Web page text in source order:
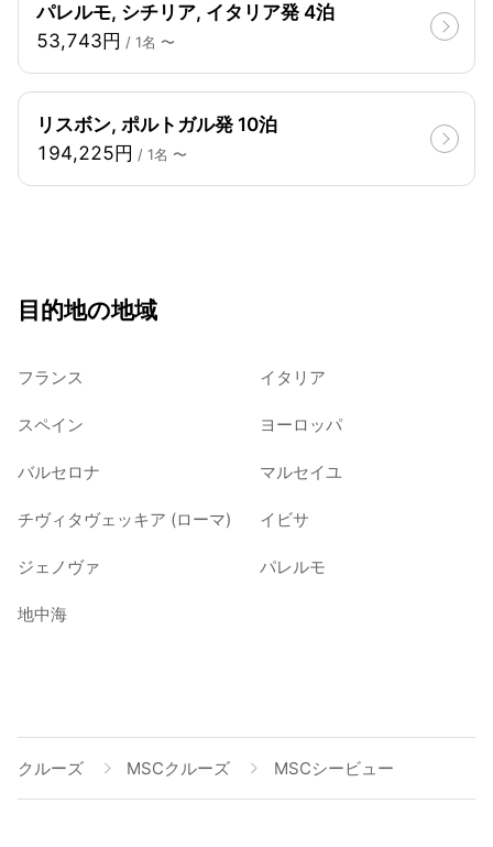
パレルモ, シチリア, イタリア発 4泊
53,743円 / 1名 〜
リスボン, ポルトガル発 10泊
194,225円 / 1名 〜
目的地の地域
フランス イタリア
スペイン ヨーロッパ
バルセロナ マルセイユ
チヴィタヴェッキア (ローマ) イビサ
ジェノヴァ パレルモ
地中海
クルーズ MSCクルーズ MSCシービュー